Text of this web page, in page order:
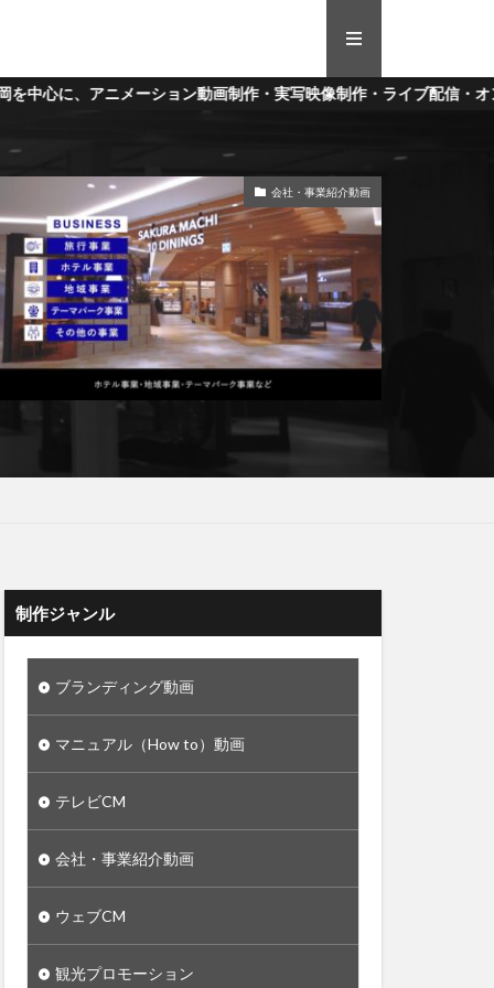
画制作・実写映像制作・ライブ配信・オンライン送稿を行っている
会社・事業紹介動画
制作ジャンル
ブランディング動画
マニュアル（How to）動画
テレビCM
会社・事業紹介動画
ウェブCM
観光プロモーション